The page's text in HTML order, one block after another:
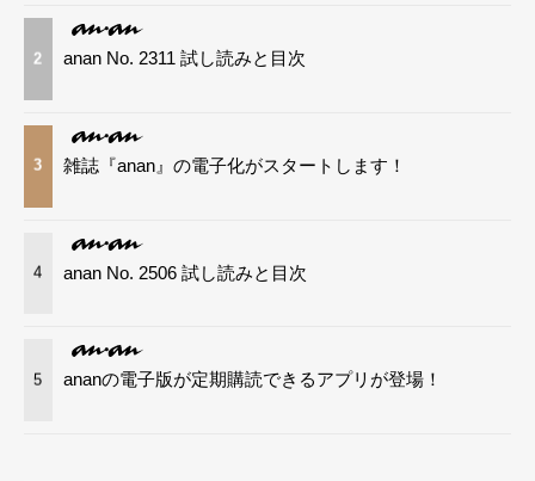
2 anan No. 2311 試し読みと目次
3 雑誌『anan』の電子化がスタートします！
4 anan No. 2506 試し読みと目次
5 ananの電子版が定期購読できるアプリが登場！